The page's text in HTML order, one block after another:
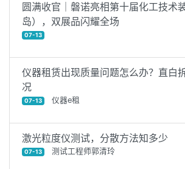
圆满收官｜磐诺亮相第十届化工技术
岛），双展品闪耀全场
07-13
仪器租赁出现质量问题怎么办？直白
况
07-13 仪器e租
激光粒度仪测试，分散方法知多少
07-13 测试工程师郭清玲